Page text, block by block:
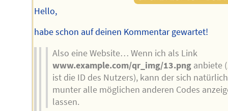
Hello,
habe schon auf deinen Kommentar gewartet!
Also eine Website… Wenn ich als Link
www.example.com/qr_img/13.png anbiete
ist die ID des Nutzers), kann der sich natürlich
munter alle möglichen anderen Codes
lassen.